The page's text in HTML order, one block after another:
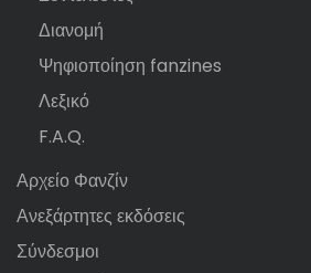
Διανομή
Ψηφιοποίηση fanzines
Λεξικό
F.A.Q.
Αρχείο Φανζίν
Ανεξάρτητες εκδόσεις
Σύνδεσμοι